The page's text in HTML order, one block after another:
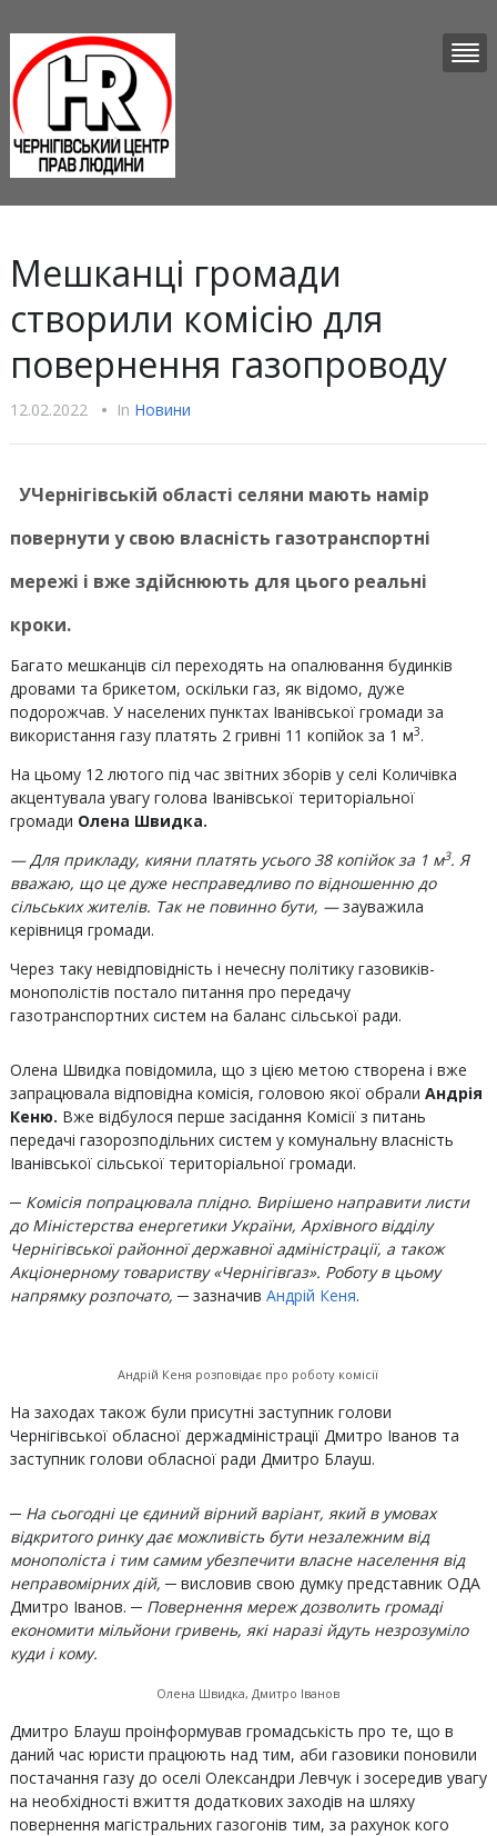
Мешканці громади
створили комісію для
повернення газопроводу
12.02.2022 • In Новини
УЧернігівській області селяни мають намір
повернути у свою власність газотранспортні
мережі і вже здійснюють для цього реальні
кроки.
Багато мешканців сіл переходять на опалювання будинків
дровами та брикетом, оскільки газ, як відомо, дуже
подорожчав. У населених пунктах Іванівської громади за
використання газу платять 2 гривні 11 копійок за 1 м3.
На цьому 12 лютого під час звітних зборів у селі Количівка
акцентувала увагу голова Іванівської територіальної
громади Олена Швидка.
— Для прикладу, кияни платять усього 38 копійок за 1 м3. Я
вважаю, що це дуже несправедливо по відношенню до
сільських жителів. Так не повинно бути, —зауважила
керівниця громади.
Через таку невідповідність і нечесну політику газовиків-
монополістів постало питання про передачу
газотранспортних систем на баланс сільської ради.
Олена Швидка повідомила, що з цією метою створена і вже
запрацювала відповідна комісія, головою якої обрали Андрія
Кеню. Вже відбулося перше засідання Комісії з питань
передачі газорозподільних систем у комунальну власність
Іванівської сільської територіальної громади.
─ Комісія попрацювала плідно. Вирішено направити листи
до Міністерства енергетики України, Архівного відділу
Чернігівської районної державної адміністрації, а також
Акціонерному товариству «Чернігівгаз». Роботу в цьому
напрямку розпочато, ─ зазначив Андрій Кеня.
Андрій Кеня розповідає про роботу комісії
На заходах також були присутні заступник голови
Чернігівської обласної держадміністрації Дмитро Іванов та
заступник голови обласної ради Дмитро Блауш.
─ На сьогодні це єдиний вірний варіант, який в умовах
відкритого ринку дає можливість бути незалежним від
монополіста і тим самим убезпечити власне населення від
неправомірних дій, ─ висловив свою думку представник ОДА
Дмитро Іванов. ─ Повернення мереж дозволить громаді
економити мільйони гривень, які наразі йдуть незрозуміло
куди і кому.
Олена Швидка, Дмитро Іванов
Дмитро Блауш проінформував громадськість про те, що в
даний час юристи працюють над тим, аби газовики поновили
постачання газу до оселі Олександри Левчук і зосередив увагу
на необхідності вжиття додаткових заходів на шляху
повернення магістральних газогонів тим, за рахунок кого